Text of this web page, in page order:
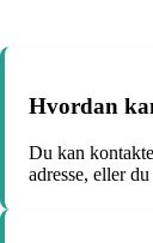
Hvordan
Du kan
adresse, eller